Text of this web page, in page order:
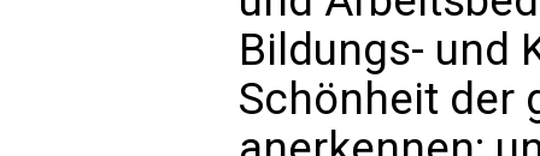
Bildungs- und
Schönheit der